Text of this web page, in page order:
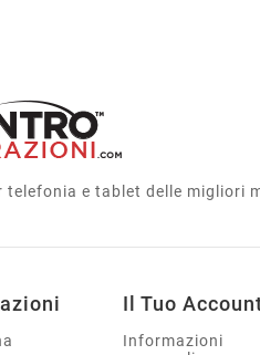
e tablet delle migliori
Il Tuo
Informazioni